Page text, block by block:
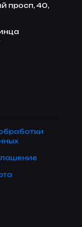
просп, 40,